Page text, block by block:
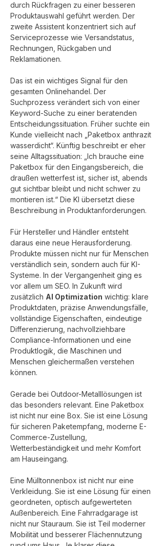
durch Rückfragen zu einer besseren
Produktauswahl geführt werden. Der
zweite Assistent konzentriert sich auf
Serviceprozesse wie Versandstatus,
Rechnungen, Rückgaben und
Reklamationen.
Das ist ein wichtiges Signal für den
gesamten Onlinehandel. Der
Suchprozess verändert sich von einer
Keyword-Suche zu einer beratenden
Entscheidungssituation. Früher suchte ein
Kunde vielleicht nach „Paketbox anthrazit
wasserdicht“. Künftig beschreibt er eher
seine Alltagssituation: „Ich brauche eine
Paketbox für den Eingangsbereich, die
draußen wetterfest ist, sicher ist, abends
gut sichtbar bleibt und nicht schwer zu
montieren ist.“ Die KI übersetzt diese
Beschreibung in Produktanforderungen.
Für Hersteller und Händler entsteht
daraus eine neue Herausforderung.
Produkte müssen nicht nur für Menschen
verständlich sein, sondern auch für KI-
Systeme. In der Vergangenheit ging es
vor allem um SEO. In Zukunft wird
zusätzlich AI Optimization wichtig: klare
Produktdaten, präzise Anwendungsfälle,
vollständige Eigenschaften, eindeutige
Differenzierung, nachvollziehbare
Compliance-Informationen und eine
Produktlogik, die Maschinen und
Menschen gleichermaßen verstehen
können.
Gerade bei Outdoor-Metalllösungen ist
das besonders relevant. Eine Paketbox
ist nicht nur eine Box. Sie ist eine Lösung
für sicheren Paketempfang, moderne E-
Commerce-Zustellung,
Wetterbeständigkeit und mehr Komfort
am Hauseingang.
Eine Mülltonnenbox ist nicht nur eine
Verkleidung. Sie ist eine Lösung für einen
geordneten, optisch aufgewerteten
Außenbereich. Eine Fahrradgarage ist
nicht nur Stauraum. Sie ist Teil moderner
Mobilität und besserer Flächennutzung